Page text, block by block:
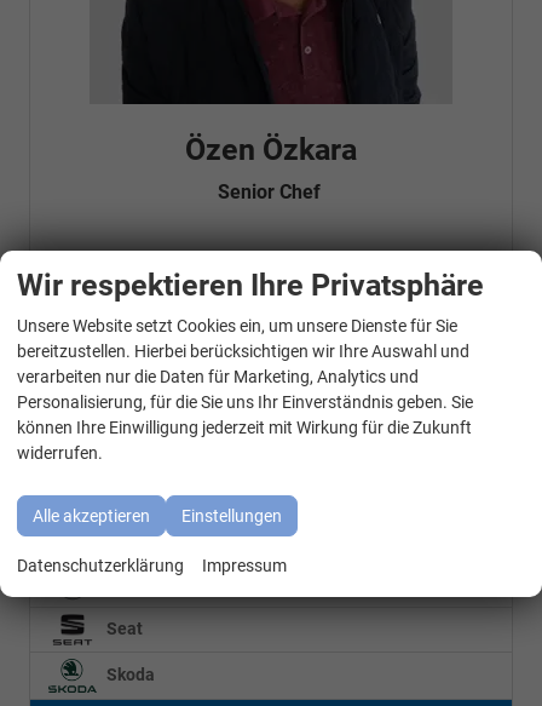
Özen Özkara
Senior Chef
Telefonnummer: 07181 - 47695 15
info@autohausrems.de
Fahrzeugnr.
Geparkte Fahrzeuge (0)
BMW
Cupra
Seat
Skoda
Wir respektieren Ihre Privatsphäre
Unsere Website setzt Cookies ein, um unsere Dienste für Sie
bereitzustellen. Hierbei berücksichtigen wir Ihre Auswahl und
verarbeiten nur die Daten für Marketing, Analytics und
Personalisierung, für die Sie uns Ihr Einverständnis geben. Sie
können Ihre Einwilligung jederzeit mit Wirkung für die Zukunft
widerrufen.
Alle akzeptieren Einstellungen
Datenschutzerklärung Impressum